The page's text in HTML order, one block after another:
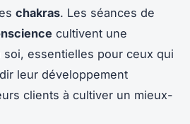
chakras. Les séances de
cultivent une
soi, essentielles pour ceux qui
leur développement
clients à cultiver un mieux-